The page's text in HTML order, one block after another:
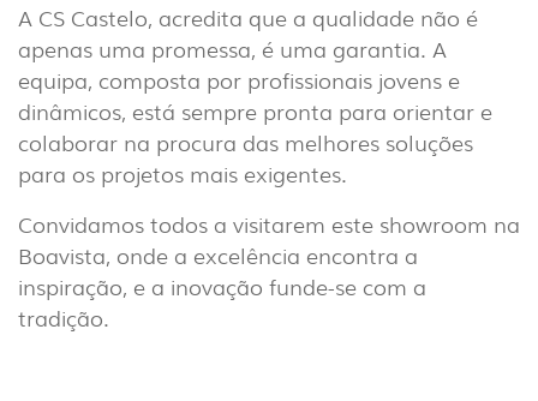
A CS Castelo, acredita que a qualidade não é
apenas uma promessa, é uma garantia. A
equipa, composta por profissionais jovens e
dinâmicos, está sempre pronta para orientar e
colaborar na procura das melhores soluções
para os projetos mais exigentes.
Convidamos todos a visitarem este showroom na
Boavista, onde a excelência encontra a
inspiração, e a inovação funde-se com a
tradição.